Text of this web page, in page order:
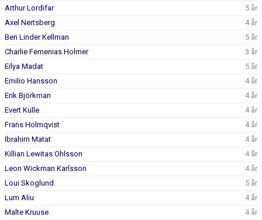
Arthur Lordifar
5 år
Axel Nertsberg
4 år
Ben Linder Kellman
5 år
Charlie Femenias Holmer
3 år
Eilya Madat
5 år
Emilio Hansson
4 år
Erik Björkman
4 år
Evert Kulle
4 år
Frans Holmqvist
4 år
Ibrahim Matat
4 år
Killian Lewitas Ohlsson
4 år
Leon Wickman Karlsson
4 år
Loui Skoglund
5 år
Lum Aliu
4 år
Malte Kruuse
4 år